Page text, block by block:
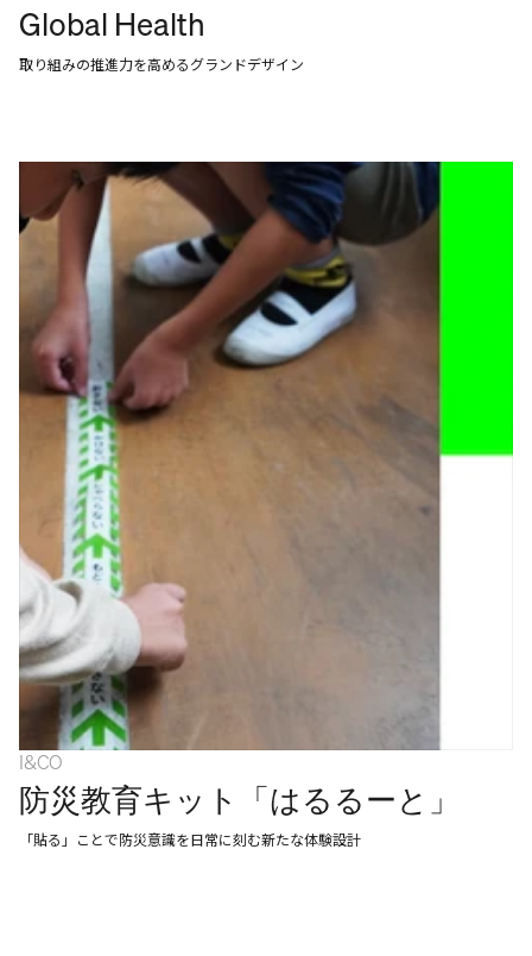
Global Health
取り組みの推進力を高めるグランドデザイン
I&CO
防災教育キット「はるるーと」
「貼る」ことで防災意識を日常に刻む新たな体験設計
WORK
APPROACH
CONTACT